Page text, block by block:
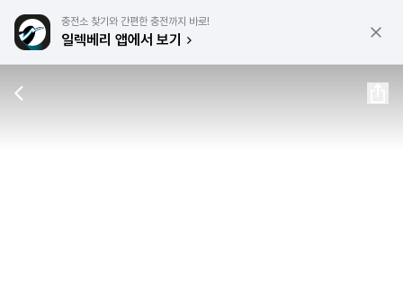
충전소 찾기와 간편한 충전까지 바로!
일렉베리 앱에서 보기